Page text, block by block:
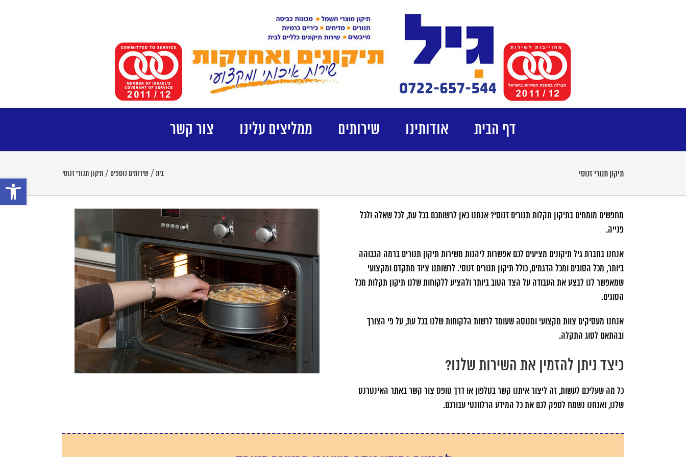
פתח
דף הבית אודותינו שירותים ממליצים עלינו צור קשר
תיקון תנורי זנוסי בית / שירותים נוספים / תיקון תנורי זנוסי
מחפשים מומחים בתיקון תקלות תנורים זנוסי? אנחנו כאן לרשותכם בכל עת, לכל שאלה ולכל
פנייה.
אנחנו בחברת גיל תיקונים מציעים לכם אפשרות ליהנות משירות תיקון תנורים ברמה הגבוהה
ביותר, מכל הסוגים ומכל הדגמים, כולל תיקון תנורים זנוסי. לרשותנו ציוד מתקדם ומקצועי
שמאפשר לנו לבצע את העבודה על הצד הטוב ביותר ולהציע ללקוחות שלנו תיקון תקלות מכל
הסוגים.
אנחנו מעסיקים צוות מקצועי ומנוסה שעומד לרשות הלקוחות שלנו בכל עת, על פי הצורך
ובהתאם לסוג התקלה.
כיצד ניתן להזמין את השירות שלנו?
כל מה שעליכם לעשות, זה ליצור איתנו קשר בטלפון או דרך טופס צור קשר באתר האינטרנט
שלנו, ואנחנו נשמח לספק לכם את כל המידע הרלוונטי עבורכם.